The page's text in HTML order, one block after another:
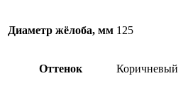
Диаметр жёлоба, мм 125
Оттенок Коричневый